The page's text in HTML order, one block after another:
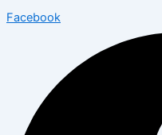
Facebook